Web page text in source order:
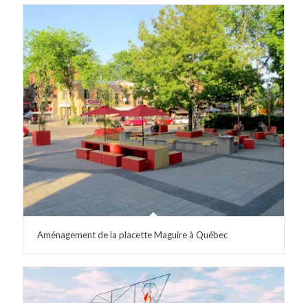
Aménagement de la placette Maguire à Québec